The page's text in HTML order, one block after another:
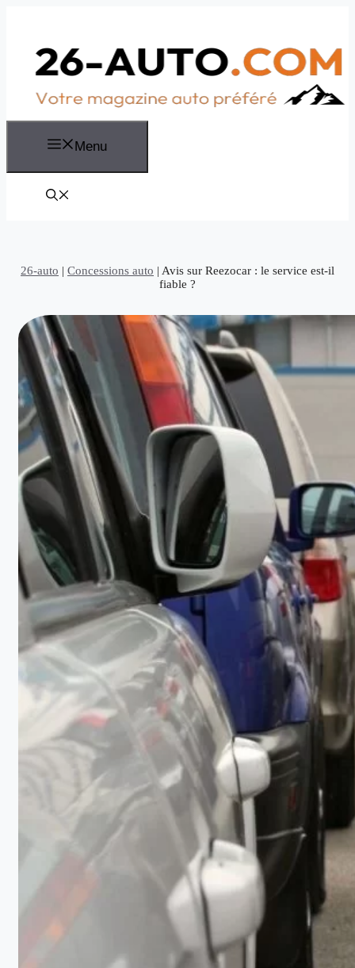
Menu
26-auto | Concessions auto | Avis sur Reezocar : le service est-il
fiable ?